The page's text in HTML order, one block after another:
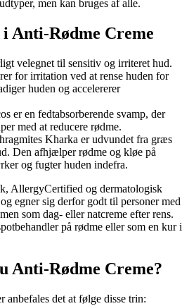
men kan bruges af alle.
Anti-Rødme Creme
velegnet til sensitiv og irriteret hud.
for irritation ved at rense huden for
huden og accelererer
er en fedtabsorberende svamp, der
med at reducere rødme.
Kharka er udvundet fra græs
Den afhjælper rødme og kløe på
og fugter huden indefra.
AllergyCertified og dermatologisk
egner sig derfor godt til personer med
som dag- eller natcreme efter rens.
på rødme eller som en kur i
Anti-Rødme Creme?
anbefales det at følge disse trin: